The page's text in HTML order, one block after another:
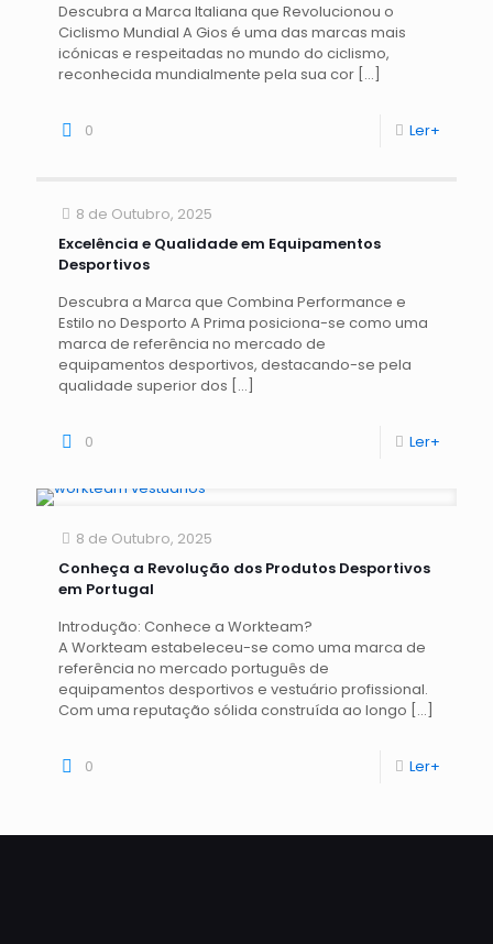
Descubra a Marca Italiana que Revolucionou o
Ciclismo Mundial A Gios é uma das marcas mais
icónicas e respeitadas no mundo do ciclismo,
reconhecida mundialmente pela sua cor […]
0 Ler+
8 de Outubro, 2025
Excelência e Qualidade em Equipamentos
Desportivos
Descubra a Marca que Combina Performance e
Estilo no Desporto A Prima posiciona-se como uma
marca de referência no mercado de
equipamentos desportivos, destacando-se pela
qualidade superior dos […]
0 Ler+
8 de Outubro, 2025
Conheça a Revolução dos Produtos Desportivos
em Portugal
Introdução: Conhece a Workteam?
A Workteam estabeleceu-se como uma marca de
referência no mercado português de
equipamentos desportivos e vestuário profissional.
Com uma reputação sólida construída ao longo […]
0 Ler+